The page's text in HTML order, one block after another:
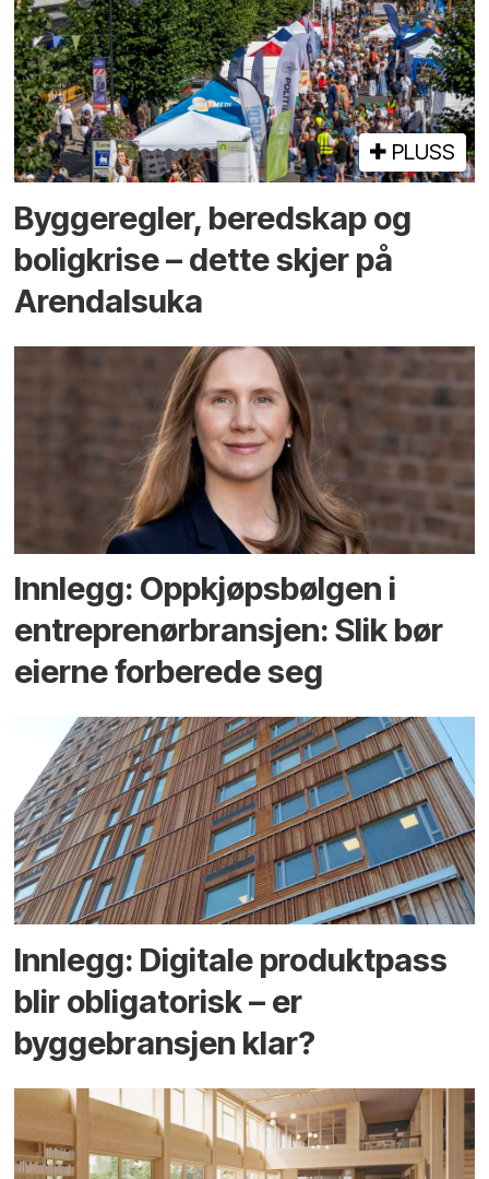
PLUSS
Bygge­regler, beredskap og
bolig­krise – dette skjer på
Arendals­uka
Innlegg: Oppkjøps­bølgen i
entreprenør­bransjen: Slik bør
eierne forberede seg
Innlegg: Digitale produktpass
blir obligatorisk – er
byggebransjen klar?